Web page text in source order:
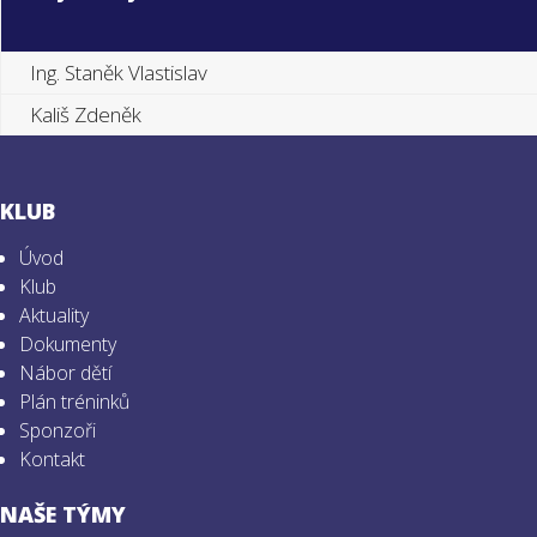
Ing. Staněk Vlastislav
Kališ Zdeněk
KLUB
Úvod
Klub
Aktuality
Dokumenty
Nábor dětí
Plán tréninků
Sponzoři
Kontakt
NAŠE TÝMY